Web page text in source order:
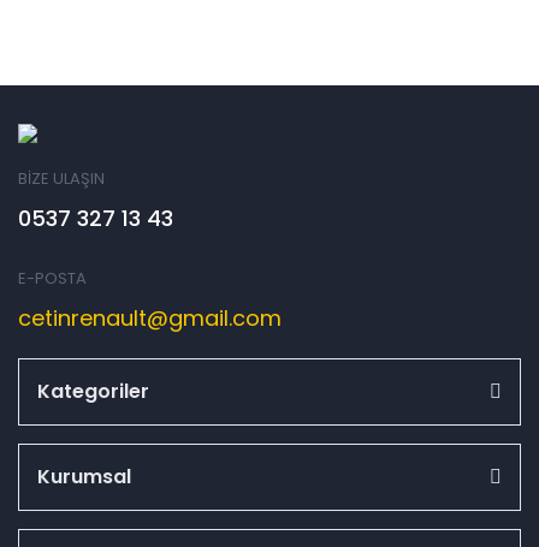
BİZE ULAŞIN
0537 327 13 43
E-POSTA
cetinrenault@gmail.com
Kategoriler
Kurumsal